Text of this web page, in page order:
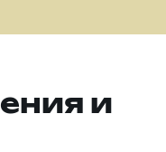
и